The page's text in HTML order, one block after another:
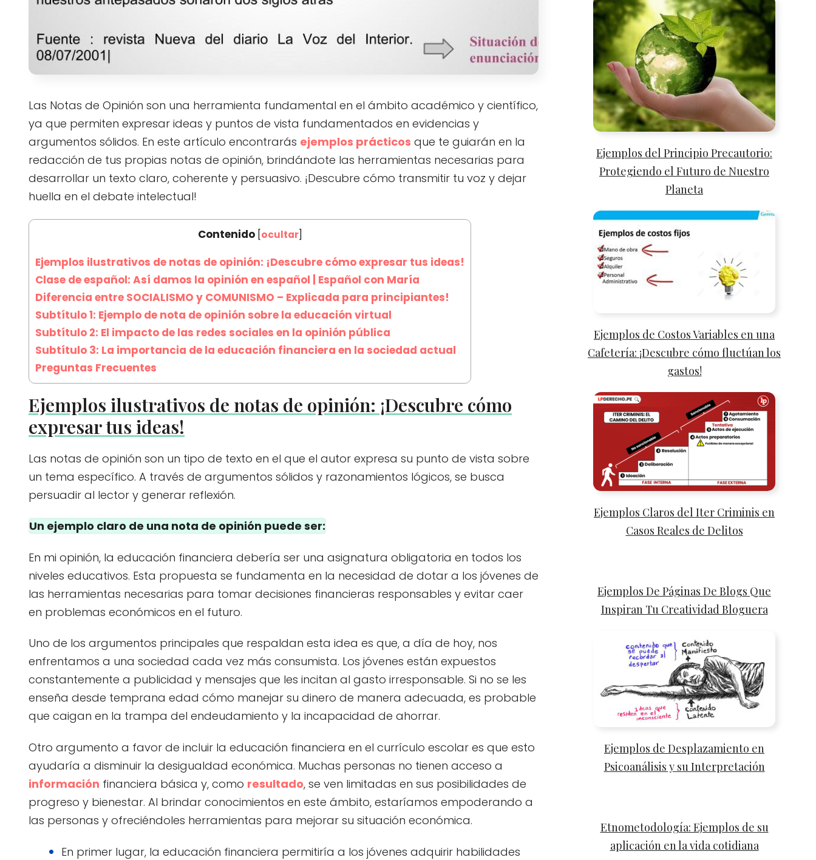
Las Notas de Opinión son una herramienta fundamental en el ámbito académico y científico,
ya que permiten expresar ideas y puntos de vista fundamentados en evidencias y
argumentos sólidos. En este artículo encontrarás ejemplos prácticos que te guiarán en la
redacción de tus propias notas de opinión, brindándote las herramientas necesarias para
desarrollar un texto claro, coherente y persuasivo. ¡Descubre cómo transmitir tu voz y dejar
huella en el debate intelectual!
Contenido [ocultar]
Ejemplos ilustrativos de notas de opinión: ¡Descubre cómo expresar tus ideas!
Clase de español: Así damos la opinión en español | Español con María
Diferencia entre SOCIALISMO y COMUNISMO – Explicada para principiantes!
Subtítulo 1: Ejemplo de nota de opinión sobre la educación virtual
Subtítulo 2: El impacto de las redes sociales en la opinión pública
Subtítulo 3: La importancia de la educación financiera en la sociedad actual
Preguntas Frecuentes
Ejemplos ilustrativos de notas de opinión: ¡Descubre cómo
expresar tus ideas!
Las notas de opinión son un tipo de texto en el que el autor expresa su punto de vista sobre
un tema específico. A través de argumentos sólidos y razonamientos lógicos, se busca
persuadir al lector y generar reflexión.
Un ejemplo claro de una nota de opinión puede ser:
En mi opinión, la educación financiera debería ser una asignatura obligatoria en todos los
niveles educativos. Esta propuesta se fundamenta en la necesidad de dotar a los jóvenes de
las herramientas necesarias para tomar decisiones financieras responsables y evitar caer
en problemas económicos en el futuro.
Uno de los argumentos principales que respaldan esta idea es que, a día de hoy, nos
enfrentamos a una sociedad cada vez más consumista. Los jóvenes están expuestos
constantemente a publicidad y mensajes que les incitan al gasto irresponsable. Si no se les
enseña desde temprana edad cómo manejar su dinero de manera adecuada, es probable
que caigan en la trampa del endeudamiento y la incapacidad de ahorrar.
Otro argumento a favor de incluir la educación financiera en el currículo escolar es que esto
ayudaría a disminuir la desigualdad económica. Muchas personas no tienen acceso a
información financiera básica y, como resultado, se ven limitadas en sus posibilidades de
progreso y bienestar. Al brindar conocimientos en este ámbito, estaríamos empoderando a
las personas y ofreciéndoles herramientas para mejorar su situación económica.
En primer lugar, la educación financiera permitiría a los jóvenes adquirir habilidades
Ejemplos del Principio Precautorio:
Protegiendo el Futuro de Nuestro
Planeta
Ejemplos de Costos Variables en una
Cafetería: ¡Descubre cómo fluctúan los
gastos!
Ejemplos Claros del Iter Criminis en
Casos Reales de Delitos
Ejemplos De Páginas De Blogs Que
Inspiran Tu Creatividad Bloguera
Ejemplos de Desplazamiento en
Psicoanálisis y su Interpretación
Etnometodología: Ejemplos de su
aplicación en la vida cotidiana